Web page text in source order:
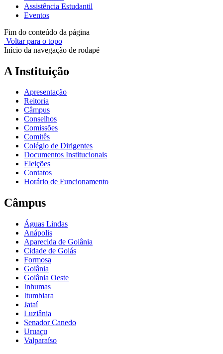
Assistência Estudantil
Eventos
Fim do conteúdo da página
Voltar para o topo
Início da navegação de rodapé
A Instituição
Apresentação
Reitoria
Câmpus
Conselhos
Comissões
Comitês
Colégio de Dirigentes
Documentos Institucionais
Eleições
Contatos
Horário de Funcionamento
Câmpus
Águas Lindas
Anápolis
Aparecida de Goiânia
Cidade de Goiás
Formosa
Goiânia
Goiânia Oeste
Inhumas
Itumbiara
Jataí
Luziânia
Senador Canedo
Uruaçu
Valparaíso